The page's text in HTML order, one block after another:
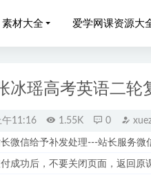
素材大全 爱学网课资源大
冰瑶高考英语二轮
午11:16 1.55K 0
微信给予补发处理---站长服务微
成功后，不要关闭页面，返回原
义全年班